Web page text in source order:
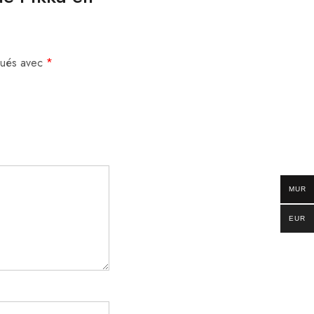
avec *
MUR
EUR